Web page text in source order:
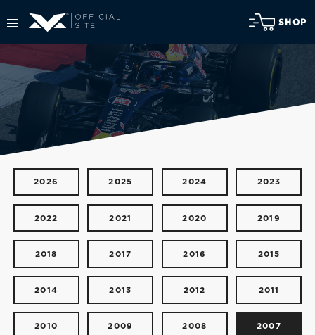
SHOP
2026 2025 2024 2023
2022 2021 2020 2019
2018 2017 2016 2015
2014 2013 2012 2011
2010 2009 2008 2007